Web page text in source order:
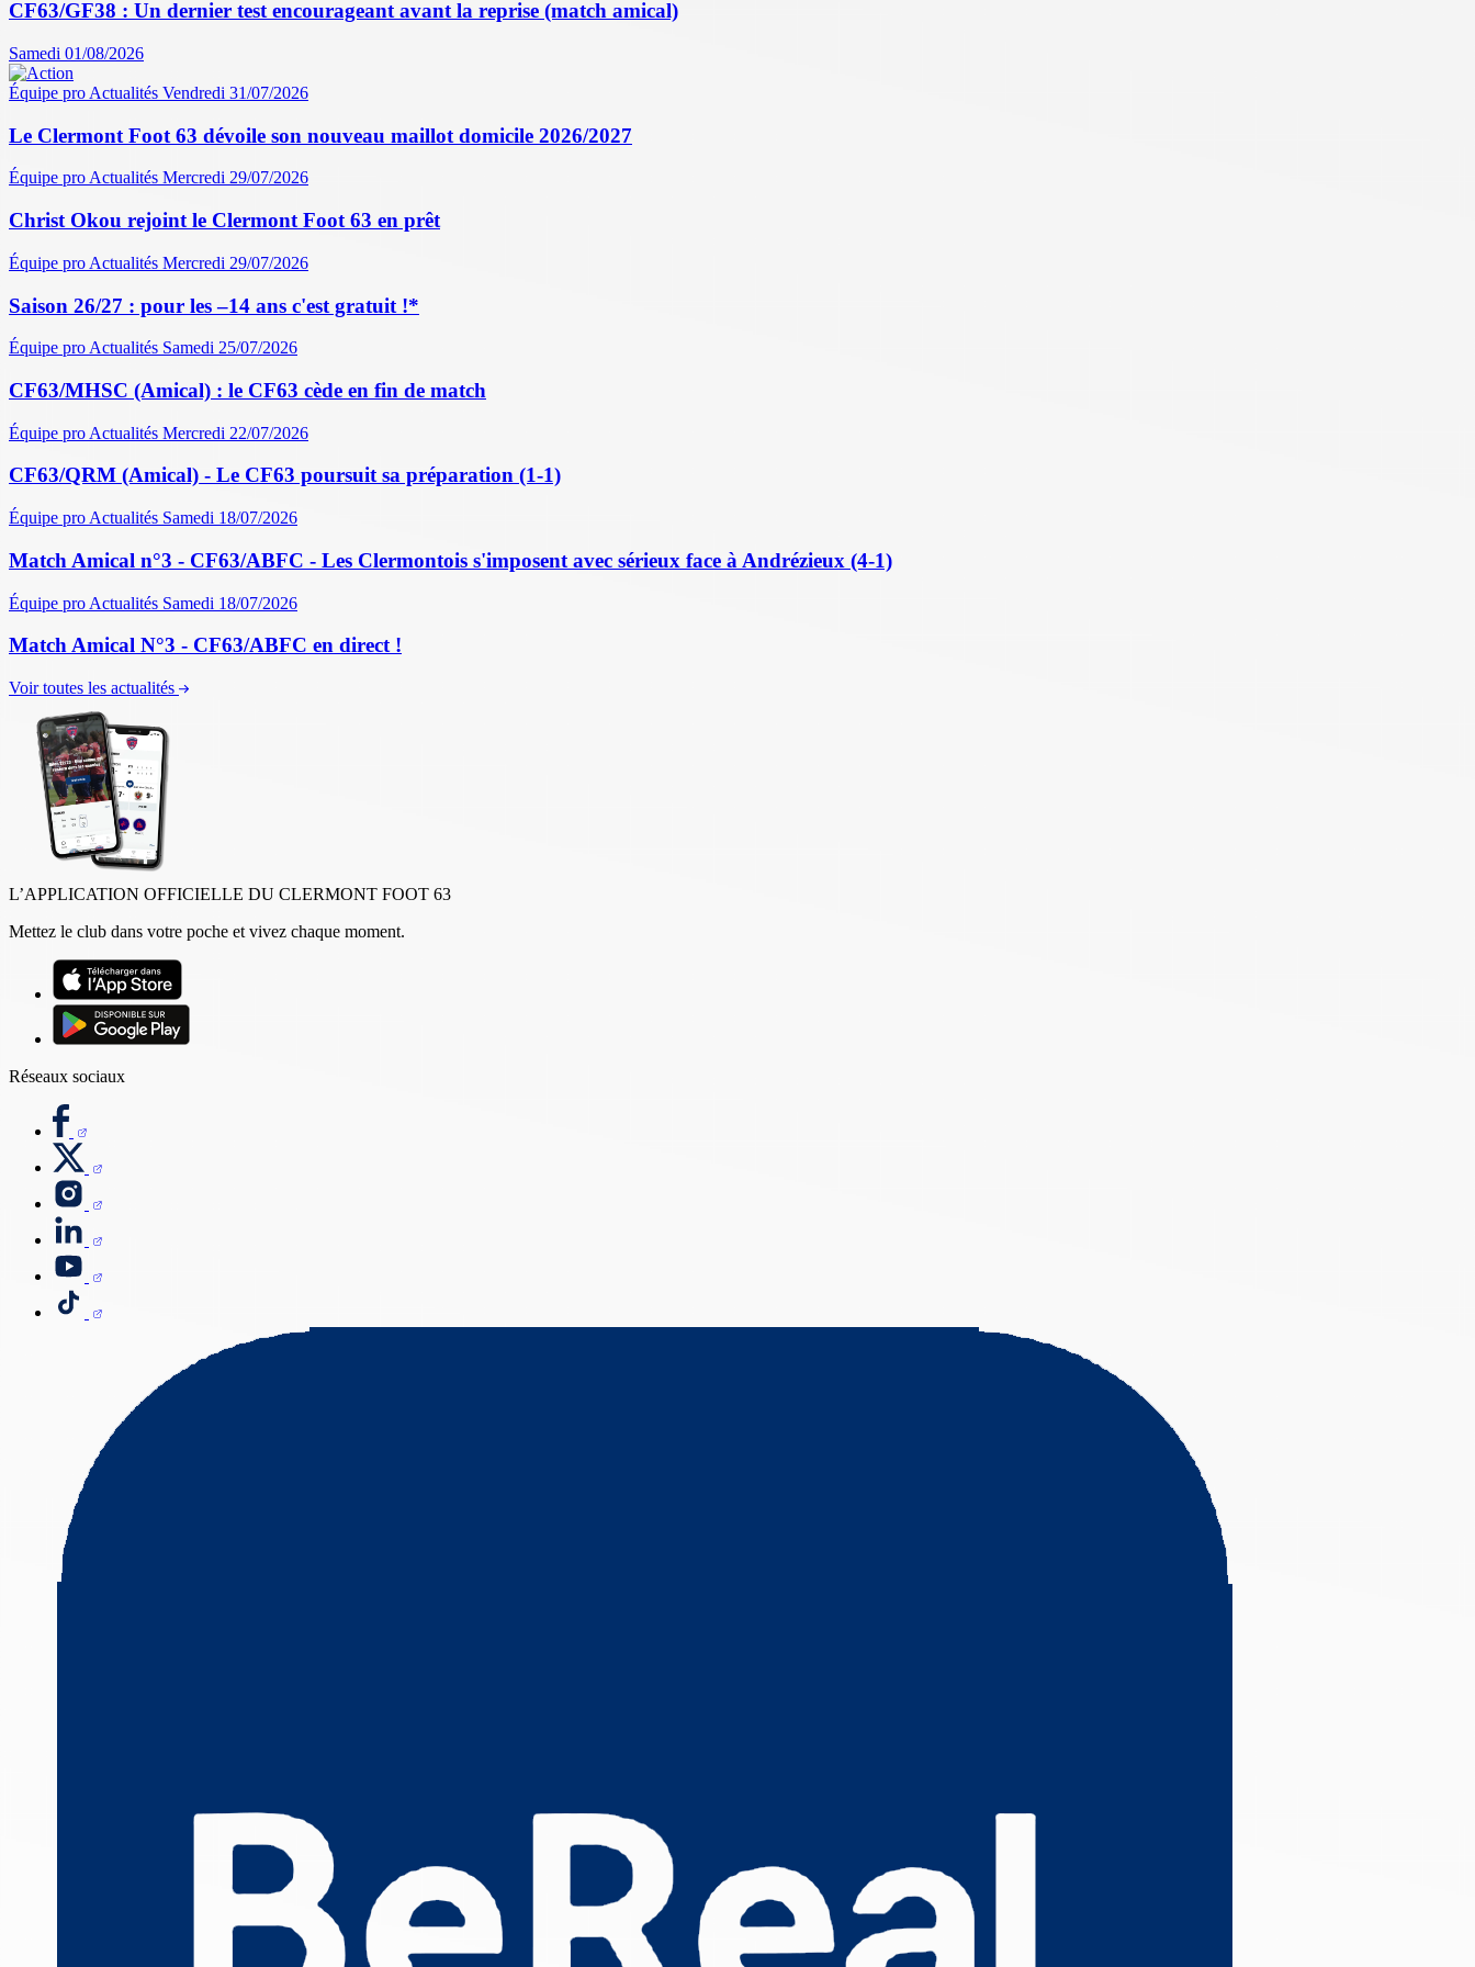
CF63/GF38 : Un dernier test encourageant avant la reprise (match amical)
Samedi 01/08/2026
Équipe pro Actualités Vendredi 31/07/2026
Le Clermont Foot 63 dévoile son nouveau maillot domicile 2026/2027
Équipe proActualités Mercredi 29/07/2026
Christ Okou rejoint le Clermont Foot 63 en prêt
Équipe pro Actualités Mercredi 29/07/2026
Saison 26/27 : pour les –14 ans c'est gratuit !*
Équipe pro Actualités Samedi 25/07/2026
CF63/MHSC (Amical) : le CF63 cède en fin de match
Équipe pro Actualités Mercredi 22/07/2026
CF63/QRM (Amical) - Le CF63 poursuit sa préparation (1-1)
Équipe pro Actualités Samedi 18/07/2026
Match Amical n°3 - CF63/ABFC - Les Clermontois s'imposent avec sérieux face à Andrézieux (4-1)
Équipe pro Actualités Samedi 18/07/2026
Match Amical N°3 - CF63/ABFC en direct !
Voir toutes les actualités
L’APPLICATION OFFICIELLE DU CLERMONT FOOT 63
Mettez le club dans votre poche et vivez chaque moment.
Réseaux sociaux